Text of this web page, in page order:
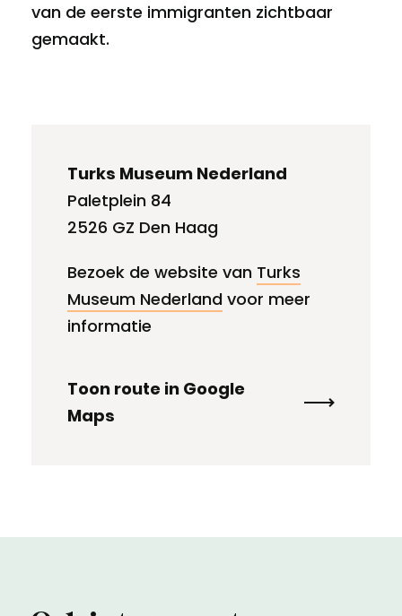
van de eerste immigranten zichtbaar
gemaakt.
Turks Museum Nederland
Paletplein 84
2526 GZ Den Haag
Bezoek de website van Turks
Museum Nederland voor meer
informatie
Toon route in Google
Maps